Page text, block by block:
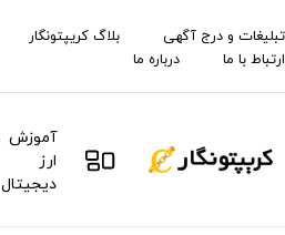
تبلیغات و درج آگهی
بلاگ کریپتونگار
ارتباط با ما
درباره ما
آموزش
ارز
دیجیتال